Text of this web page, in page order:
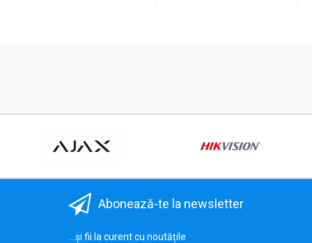
Abonează-te la newsletter
...și fii la curent cu noutățile